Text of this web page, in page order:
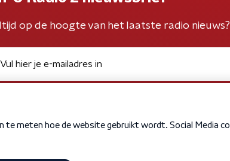
op de hoogte van het laatste radio nieuws?